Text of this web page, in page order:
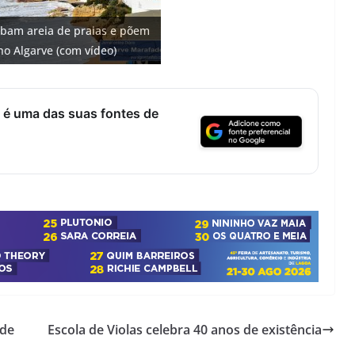
areia de praias e põem
Algarve (com vídeo)
uma das suas fontes de
Escola de Violas celebra 40 anos de existência